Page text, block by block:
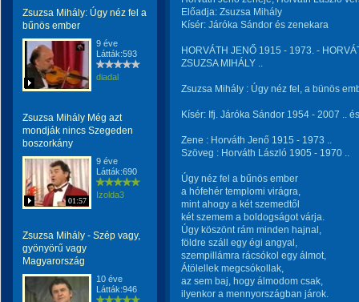
Zsuzsa Mihály: Úgy néz fel a
bűnös ember
9 éve
Látták:593
diadal
Zsuzsa Mihály Még azt
mondják nincs Szegeden
boszorkány
01:57
9 éve
Látták:690
Izolda3
Zsuzsa Mihály - Szép vagy,
gyönyörű vagy
Magyarország
10 éve
Látták:946
Előadja: Zsuzsa Mihály
Kísér: Járóka Sándor és zenekara
HORVÁTH JENŐ 1915 - 1973. -
ZSUZSA MIHÁLY ..
Zsuzsa Mihály : Úgy néz fel, a bünös
Kísér: Ifj. Járóka Sándor 1954 - 2007 ..
Zene : Horváth Jenő 1915 - 1973 ..
Szöveg : Horváth László 1905 - 1970 ..
Úgy néz fel a bűnös ember
a hófehér templomi virágra,
mint ahogy a két szemedtől
két szemem a boldogságot várja.
Úgy köszönt rám minden hajnal,
földre száll egy égi angyal,
szempillámra rácsókol egy álmot,
Átölellek megcsókollak,
az sem baj, hogy álmodom csak,
ilyenkor a mennyországban járok.